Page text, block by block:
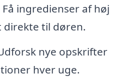
ingredienser af høj
direkte til døren.
nye opskrifter
hver uge.